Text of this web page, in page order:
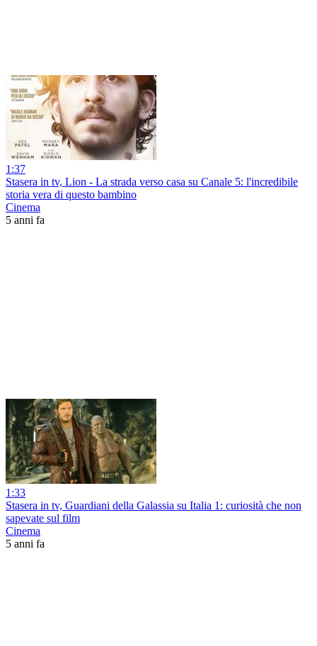
1:37
Stasera in tv, Lion - La strada verso casa su Canale 5: l'incredibile
storia vera di questo bambino
Cinema
5 anni fa
1:33
Stasera in tv, Guardiani della Galassia su Italia 1: curiosità che non
sapevate sul film
Cinema
5 anni fa